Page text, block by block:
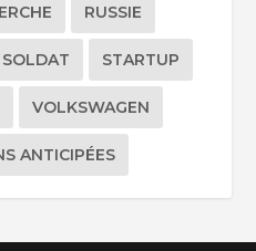
RUSSIE
SOLDAT STARTUP
VOLKSWAGEN
ANTICIPÉES